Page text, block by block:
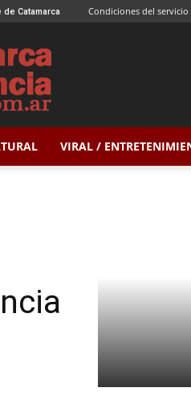
Catamarca Condiciones del servicio
VIRAL /